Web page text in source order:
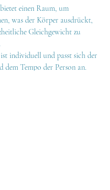
einen Raum, um
was der Körper ausdrückt,
Gleichgewicht zu
ist individuell und passt sich der
dem Tempo der Person an.